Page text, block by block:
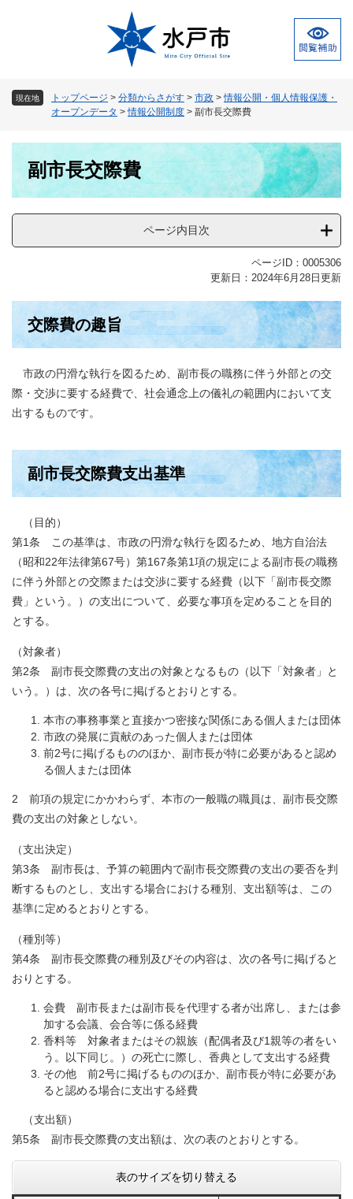
現在地 トップページ > 分類からさがす > 市政 >情報公開・個人情報保護・
オープンデータ >情報公開制度 > 副市長交際費
副市長交際費
ページ内目次
ページID：0005306
更新日：2024年6月28日更新
交際費の趣旨
市政の円滑な執行を図るため、副市長の職務に伴う外部との交
際・交渉に要する経費で、社会通念上の儀礼の範囲内において支
出するものです。
副市長交際費支出基準
（目的）
第1条 この基準は、市政の円滑な執行を図るため、地方自治法
（昭和22年法律第67号）第167条第1項の規定による副市長の職務
に伴う外部との交際または交渉に要する経費（以下「副市長交際
費」という。）の支出について、必要な事項を定めることを目的
とする。
（対象者）
第2条 副市長交際費の支出の対象となるもの（以下「対象者」と
いう。）は、次の各号に掲げるとおりとする。
本市の事務事業と直接かつ密接な関係にある個人または団体
市政の発展に貢献のあった個人または団体
前2号に掲げるもののほか、副市長が特に必要があると認め
る個人または団体
2 前項の規定にかかわらず、本市の一般職の職員は、副市長交際
費の支出の対象としない。
（支出決定）
第3条 副市長は、予算の範囲内で副市長交際費の支出の要否を判
断するものとし、支出する場合における種別、支出額等は、この
基準に定めるとおりとする。
（種別等）
第4条 副市長交際費の種別及びその内容は、次の各号に掲げると
おりとする。
会費 副市長または副市長を代理する者が出席し、または参
加する会議、会合等に係る経費
香料等 対象者またはその親族（配偶者及び1親等の者をい
う。以下同じ。）の死亡に際し、香典として支出する経費
その他 前2号に掲げるもののほか、副市長が特に必要があ
ると認める場合に支出する経費
（支出額）
第5条 副市長交際費の支出額は、次の表のとおりとする。
表のサイズを切り替える